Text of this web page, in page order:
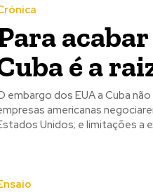
é a
embargo dos EUA a Cuba
americanas
Estados Unidos;